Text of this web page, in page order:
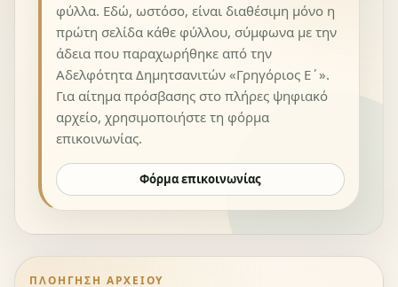
φύλλα. Εδώ, ωστόσο, είναι διαθέσιμη μόνο η
πρώτη σελίδα κάθε φύλλου, σύμφωνα με την
άδεια που παραχωρήθηκε από την
Αδελφότητα Δημητσανιτών «Γρηγόριος Ε΄».
Για αίτημα πρόσβασης στο πλήρες ψηφιακό
αρχείο, χρησιμοποιήστε τη φόρμα
επικοινωνίας.
Φόρμα επικοινωνίας
ΠΛΟΉΓΗΣΗ ΑΡΧΕΊΟΥ